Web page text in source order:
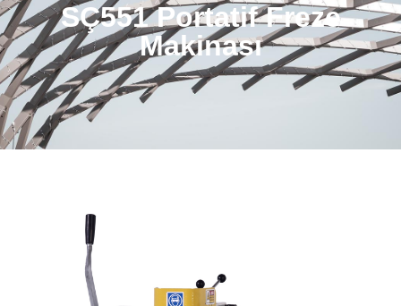
SÇ551 Portatif Freze
Makinası